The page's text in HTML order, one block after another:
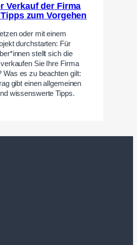
Verkauf der Firma
zum Vorgehen
oder mit einem
durchstarten: Für
stellt sich die
Sie Ihre Firma
Was es zu beachten gilt:
gibt einen allgemeinen
wissenswerte Tipps.